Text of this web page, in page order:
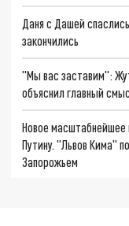
Даня с Дашей
закончились
"Мы вас заставим":
объяснил главный
Новое масштабнейшее
Путину. "Львов Кима"
Запорожьем